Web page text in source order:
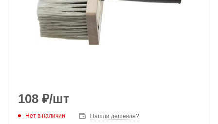
108 ₽/шт
Нет в наличии Нашли дешевле?